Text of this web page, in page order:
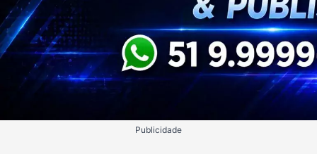
Publicidade